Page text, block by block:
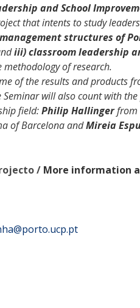
and School
that intents to study
structures of
iii) classroom leadership
of research.
of the results and products
Seminar will also count with
field:Philip Hallingerfrom
of Barcelona andMireia
/ More information